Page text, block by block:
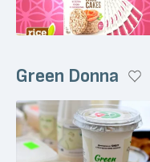
Green Donna